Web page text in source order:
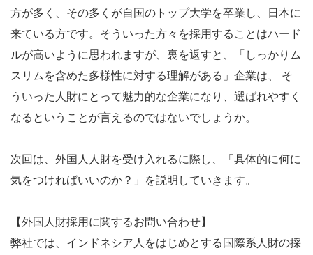
方が多く、その多くが自国のトップ大学を卒業し、日本に
来ている方です。そういった方々を採用することはハード
ルが高いように思われますが、裏を返すと、「しっかりム
スリムを含めた多様性に対する理解がある」企業は、 そ
ういった人財にとって魅力的な企業になり、選ばれやすく
なるということが言えるのではないでしょうか。
次回は、外国人人財を受け入れるに際し、「具体的に何に
気をつければいいのか？」を説明していきます。
【外国人財採用に関するお問い合わせ】
弊社では、インドネシア人をはじめとする国際系人財の採